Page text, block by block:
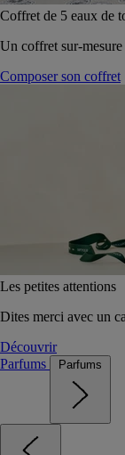
Coffret de 5 eaux de
Un coffret sur-
Composer son coffret
Les petites attentions
Dites merci avec un
Découvrir
Parfums
Parfums